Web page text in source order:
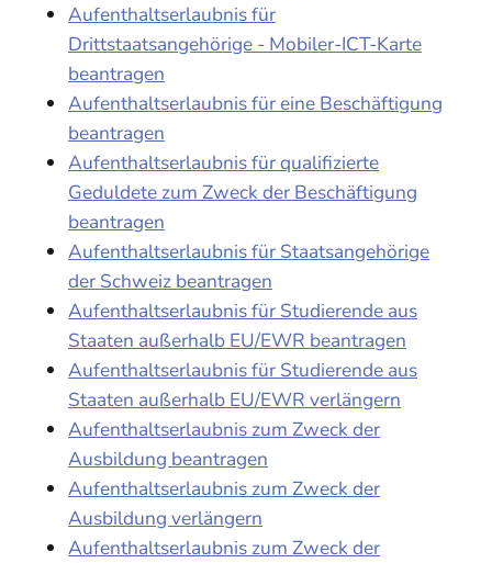
Aufenthaltserlaubnis für
Drittstaatsangehörige - Mobiler-ICT-Karte
beantragen
Aufenthaltserlaubnis für eine Beschäftigung
beantragen
Aufenthaltserlaubnis für qualifizierte
Geduldete zum Zweck der Beschäftigung
beantragen
Aufenthaltserlaubnis für Staatsangehörige
der Schweiz beantragen
Aufenthaltserlaubnis für Studierende aus
Staaten außerhalb EU/EWR beantragen
Aufenthaltserlaubnis für Studierende aus
Staaten außerhalb EU/EWR verlängern
Aufenthaltserlaubnis zum Zweck der
Ausbildung beantragen
Aufenthaltserlaubnis zum Zweck der
Ausbildung verlängern
Aufenthaltserlaubnis zum Zweck der